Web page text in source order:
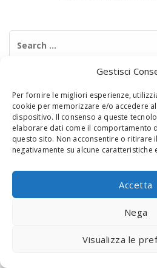
Gestisci
Per fornire le migliori esperienze,
cookie per memorizzare e/o accedere
dispositivo. Il consenso a queste
elaborare dati come il comportamento
questo sito. Non acconsentire o ritirare
negativamente su alcune caratteristiche
Accetta
Nega
Visualizza le
© 2020 Digital Touch Menu. Menu